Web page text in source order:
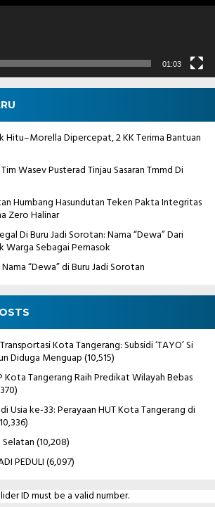
01:03
Hitu–Morella Dipercepat, 2 KK Terima Bantuan
Wasev Pusterad Tinjau Sasaran Tmmd Di
Humbang Hasundutan Teken Pakta Integritas
Zero Halinar
Di Buru Jadi Sorotan: Nama “Dewa” Dari
Warga Sebagai Pemasok
“Dewa” di Buru Jadi Sorotan
Kota Tangerang: Subsidi ‘TAYO’ Si
Diduga Menguap(10,515)
Kota Tangerang Raih Predikat Wilayah Bebas
Usia ke-33: Perayaan HUT Kota Tangerang di
(10,208)
PEDULI(6,097)
ID must be a valid number.